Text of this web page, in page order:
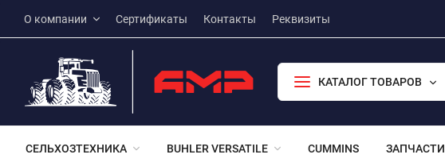
О компании Сертификаты Контакты Реквизиты
КАТАЛОГ ТОВАРОВ
СЕЛЬХОЗТЕХНИКА BUHLER VERSATILE CUMMINS ЗАПЧАСТИ